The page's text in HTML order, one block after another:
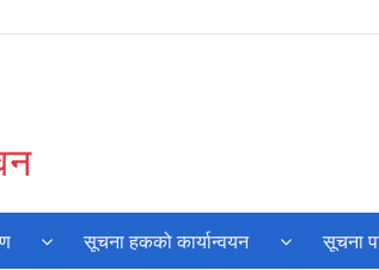
सूचना हकको कार्यान्वयन सूचना